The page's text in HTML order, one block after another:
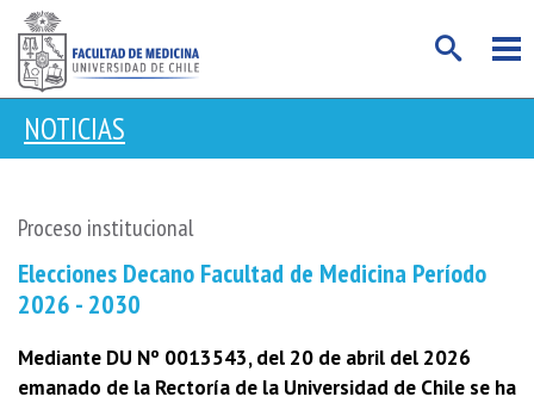
NOTICIAS
Proceso institucional
Elecciones Decano Facultad de Medicina Período
2026 - 2030
Mediante DU Nº 0013543, del 20 de abril del 2026
emanado de la Rectoría de la Universidad de Chile se ha